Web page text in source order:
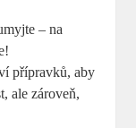
– na
přípravků,‍ aby
ale zároveň,